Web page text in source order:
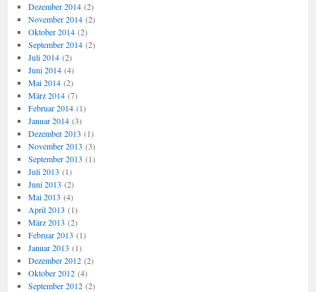
Dezember 2014(2)
November 2014(2)
Oktober 2014(2)
September 2014(2)
Juli 2014(2)
Juni 2014(4)
Mai 2014(2)
März 2014(7)
Februar 2014(1)
Januar 2014(3)
Dezember 2013 (1)
November 2013 (3)
September 2013 (1)
Juli 2013 (1)
Juni 2013 (2)
Mai 2013 (4)
April 2013 (1)
März 2013 (2)
Februar 2013 (1)
Januar 2013 (1)
Dezember 2012(2)
Oktober 2012(4)
September 2012(2)